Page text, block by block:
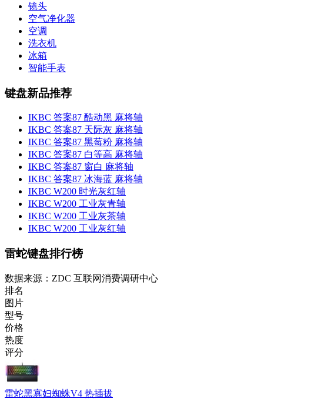
镜头
空气净化器
空调
洗衣机
冰箱
智能手表
键盘新品推荐
IKBC 答案87 酷动黑 麻将轴
IKBC 答案87 天际灰 麻将轴
IKBC 答案87 黑莓粉 麻将轴
IKBC 答案87 白等高 麻将轴
IKBC 答案87 窗白 麻将轴
IKBC 答案87 冰海蓝 麻将轴
IKBC W200 时光灰红轴
IKBC W200 工业灰青轴
IKBC W200 工业灰茶轴
IKBC W200 工业灰红轴
雷蛇键盘排行榜
数据来源：ZDC 互联网消费调研中心
排名
图片
型号
价格
热度
评分
雷蛇黑寡妇蜘蛛V4 热插拔